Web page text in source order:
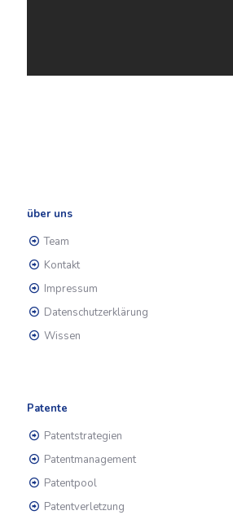
über uns
Team
Kontakt
Impressum
Datenschutzerklärung
Wissen
Patente
Patentstrategien
Patentmanagement
Patentpool
Patentverletzung